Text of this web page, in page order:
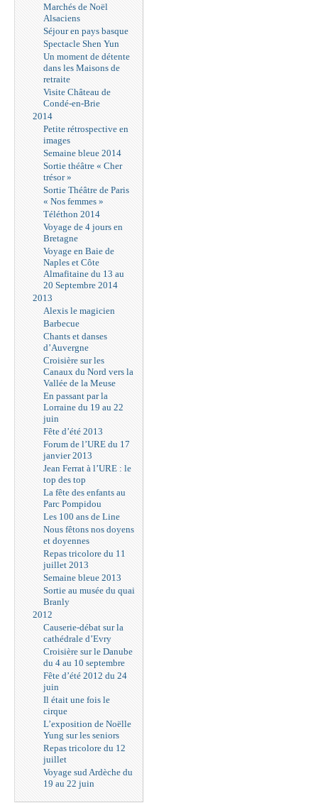
Marchés de Noël
Alsaciens
Séjour en pays basque
Spectacle Shen Yun
Un moment de détente
dans les Maisons de
retraite
Visite Château de
Condé-en-Brie
2014
Petite rétrospective en
images
Semaine bleue 2014
Sortie théâtre « Cher
trésor »
Sortie Théâtre de Paris
« Nos femmes »
Téléthon 2014
Voyage de 4 jours en
Bretagne
Voyage en Baie de
Naples et Côte
Almafitaine du 13 au
20 Septembre 2014
2013
Alexis le magicien
Barbecue
Chants et danses
d’Auvergne
Croisière sur les
Canaux du Nord vers la
Vallée de la Meuse
En passant par la
Lorraine du 19 au 22
juin
Fête d’été 2013
Forum de l’URE du 17
janvier 2013
Jean Ferrat à l’URE : le
top des top
La fête des enfants au
Parc Pompidou
Les 100 ans de Line
Nous fêtons nos doyens
et doyennes
Repas tricolore du 11
juillet 2013
Semaine bleue 2013
Sortie au musée du quai
Branly
2012
Causerie-débat sur la
cathédrale d’Evry
Croisière sur le Danube
du 4 au 10 septembre
Fête d’été 2012 du 24
juin
Il était une fois le
cirque
L’exposition de Noëlle
Yung sur les seniors
Repas tricolore du 12
juillet
Voyage sud Ardèche du
19 au 22 juin